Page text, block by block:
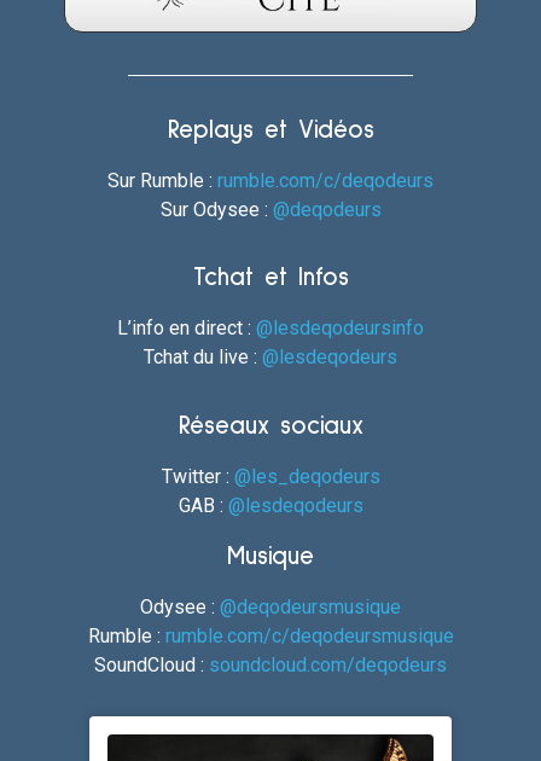
Replays et Vidéos
Sur Rumble : rumble.com/c/deqodeurs
Sur Odysee : @deqodeurs
Tchat et Infos
L’info en direct : @lesdeqodeursinfo
Tchat du live : @lesdeqodeurs
Réseaux sociaux
Twitter : @les_deqodeurs
GAB : @lesdeqodeurs
Musique
Odysee : @deqodeursmusique
Rumble : rumble.com/c/deqodeursmusique
SoundCloud : soundcloud.com/deqodeurs